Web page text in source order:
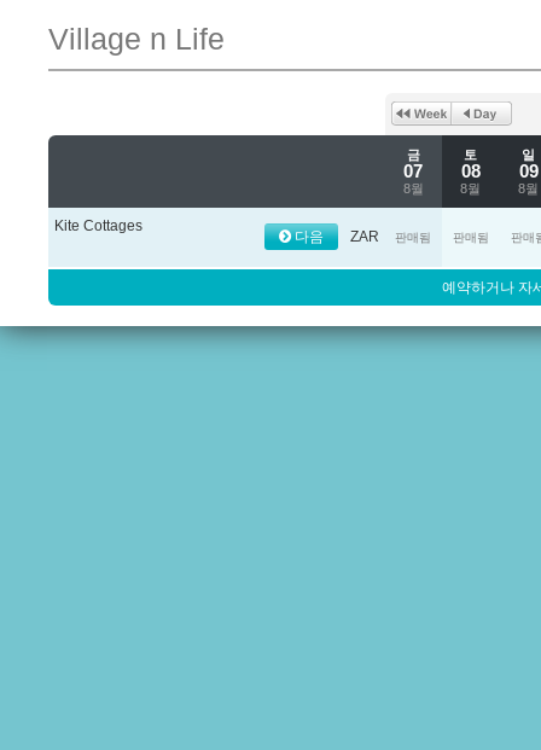
Village n Life
금
07
8월
토
08
8월
일
09
8월
Kite Cottages
다음 ZAR 판매됨 판매됨 판매
예약하거나 자